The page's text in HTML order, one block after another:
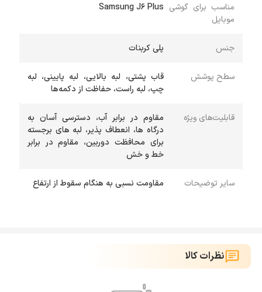
مناسب برای گوشی
موبایل
Samsung J6 Plus
جنس پلی کربنات
سطح پوشش
قاب پشتی، لبه بالایی، لبه پایینی، لبه
چپ، لبه راست، حفاظت از دکمه‌ها
قابلیت‌های ویژه
مقاوم در برابر آب، دسترسی آسان به
درگاه ها، انعطاف پذیر، لبه های برجسته
برای محافظت دوربین، مقاوم در برابر
خط و خش
سایر توضیحات مقاومت نسبی به هنگام سقوط از ارتفاع
نظرات کالا